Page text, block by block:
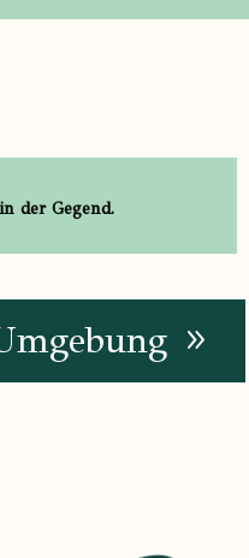
der Gegend.